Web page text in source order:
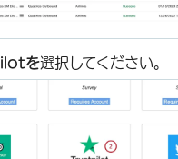
を選択してください。